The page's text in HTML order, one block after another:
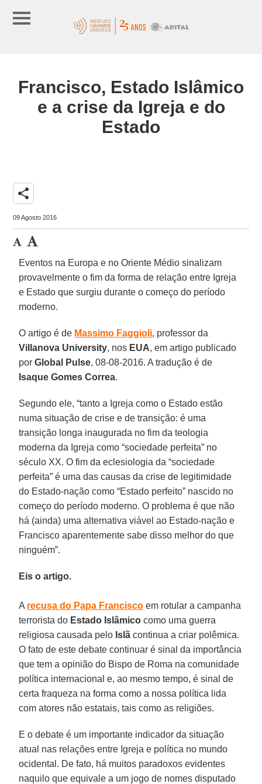
Francisco, Estado Islâmico
e a crise da Igreja e do
Estado
share
09 Agosto 2016
Eventos na Europa e no Oriente Médio sinalizam
provavelmente o fim da forma de relação entre Igreja
e Estado que surgiu durante o começo do período
moderno.
O artigo é de Massimo Faggioli, professor da
Villanova University, nos EUA, em artigo publicado
porGlobal Pulse, 08-08-2016. A tradução é de
Isaque Gomes Correa.
Segundo ele, “tanto a Igreja como o Estado estão
numa situação de crise e de transição: é uma
transição longa inaugurada no fim da teologia
moderna da Igreja como “sociedade perfeita” no
século XX. O fim da eclesiologia da “sociedade
perfeita” é uma das causas da crise de legitimidade
do Estado-nação como “Estado perfeito” nascido no
começo do período moderno. O problema é que não
há (ainda) uma alternativa viável ao Estado-nação e
Francisco aparentemente sabe disso melhor do que
ninguém”.
Eis o artigo.
A recusa do Papa Francisco em rotular a campanha
terrorista do Estado Islâmico como uma guerra
religiosa causada pelo Islã continua a criar polêmica.
O fato de este debate continuar é sinal da importância
que tem a opinião do Bispo de Roma na comunidade
política internacional e, ao mesmo tempo, é sinal de
certa fraqueza na forma como a nossa política lida
com atores não estatais, tais como as religiões.
E o debate é um importante indicador da situação
atual nas relações entre Igreja e política no mundo
ocidental. De fato, há muitos paradoxos evidentes
naquilo que equivale a um jogo de nomes disputado